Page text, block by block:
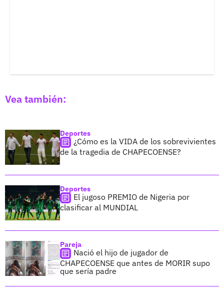
Vea también:
Deportes
¿Cómo es la VIDA de los sobrevivientes
de la tragedia de CHAPECOENSE?
Deportes
El jugoso PREMIO de Nigeria por
clasificar al MUNDIAL
Pareja
Nació el hijo de jugador de
CHAPECOENSE que antes de MORIR supo
que sería padre